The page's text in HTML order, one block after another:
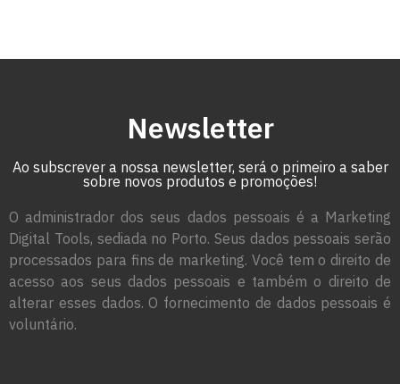
Newsletter
Ao subscrever a nossa newsletter, será o primeiro a saber
sobre novos produtos e promoções!
O administrador dos seus dados pessoais é a Marketing
Digital Tools, sediada no Porto. Seus dados pessoais serão
processados para fins de marketing. Você tem o direito de
acesso aos seus dados pessoais e também o direito de
alterar esses dados. O fornecimento de dados pessoais é
voluntário.